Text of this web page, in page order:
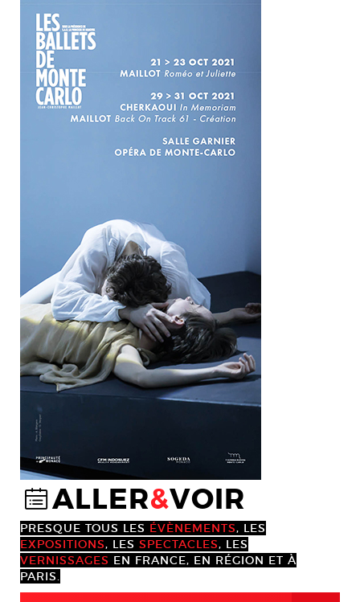
@ALLER&VOIR
PRESQUE TOUS LES ÉVÈNEMENTS, LES
EXPOSITIONS, LES SPECTACLES, LES
VERNISSAGES EN FRANCE, EN RÉGION ET À
PARIS.